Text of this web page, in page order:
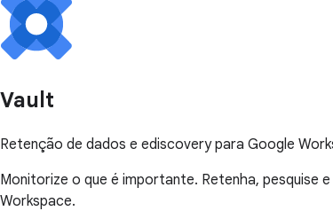
Vault
Retenção de dados e ediscovery para Google
Monitorize o que é importante. Retenha, pesquise
Workspace.